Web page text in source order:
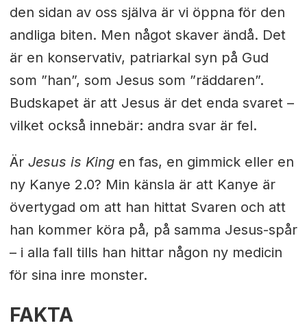
den sidan av oss själva är vi öppna för den
andliga biten. Men något skaver ändå. Det
är en konservativ, patriarkal syn på Gud
som ”han”, som Jesus som ”räddaren”.
Budskapet är att Jesus är det enda svaret –
vilket också innebär: andra svar är fel.
Är Jesus is Kingen fas, en gimmick eller en
ny Kanye 2.0? Min känsla är att Kanye är
övertygad om att han hittat Svaren och att
han kommer köra på, på samma Jesus-spår
– i alla fall tills han hittar någon ny medicin
för sina inre monster.
FAKTA